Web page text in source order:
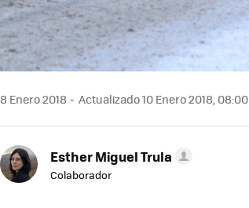
8 Enero 2018 Actualizado 10 Enero 2018, 08:00
Esther Miguel Trula
Colaborador